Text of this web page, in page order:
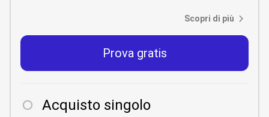
Scopri di più
Prova gratis
Acquisto singolo